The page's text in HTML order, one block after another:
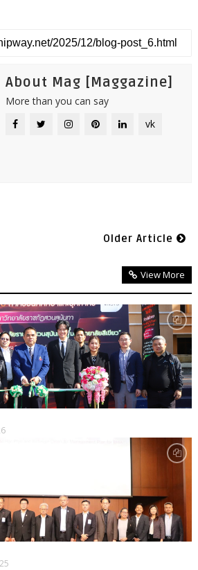
About Mag [Maggazine]
More than you can say
vk
Older Article
View More